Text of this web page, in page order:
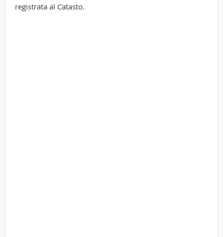
registrata al Catasto.